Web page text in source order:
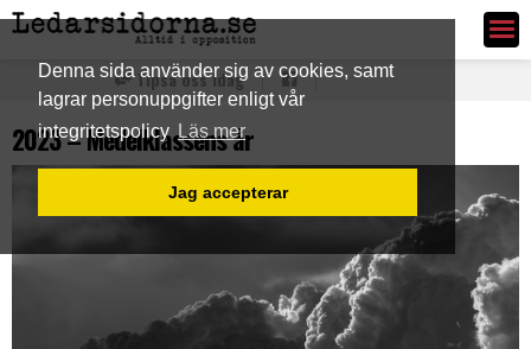
Denna sida använder sig av cookies, samt
lagrar personuppgifter enligt vår
integritetspolicy Läs mer
Jag accepterar
Ledarsidorna.se
Tipsa oss idag
2023 – Medelklassens år